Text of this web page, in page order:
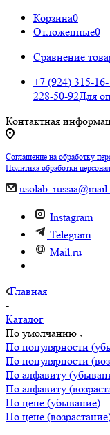
Корзина0
Отложенные0
Сравнение
+7 (924) 315-
228-50-92Для
Контактная
Соглашение на обработку
Политика обработки
Instagram
Telegram
Mail.ru
Главная
-
Каталог
По умолчанию
По популярности
По популярности
По алфавиту
По алфавиту
По цене (убывание)
По цене